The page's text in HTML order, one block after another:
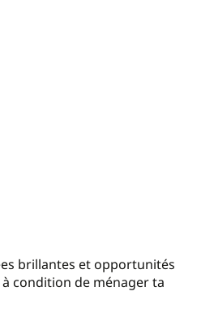
brillantes et opportunités
condition de ménager ta